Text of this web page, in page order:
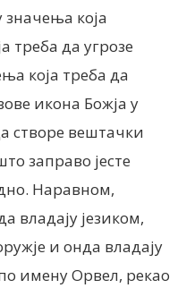
значења која
треба да угрозе
која треба да
икона Божја у
створе вештачки
заправо јесте
Наравном,
владају језиком,
и онда владају
имену Орвел, рекао